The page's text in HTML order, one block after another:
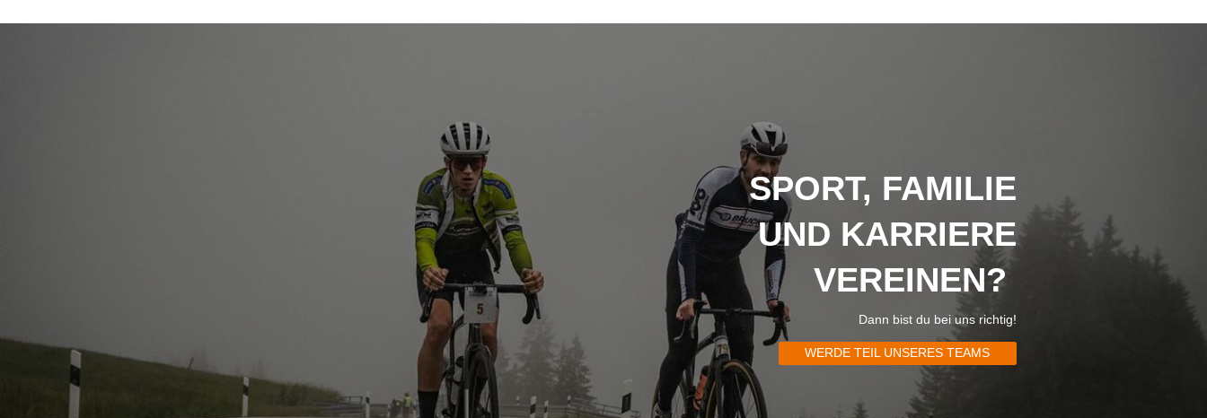
SPORT, FAMILIE
UND KARRIERE
VEREINEN?
Dann bist du bei uns richtig!
WERDE TEIL UNSERES TEAMS